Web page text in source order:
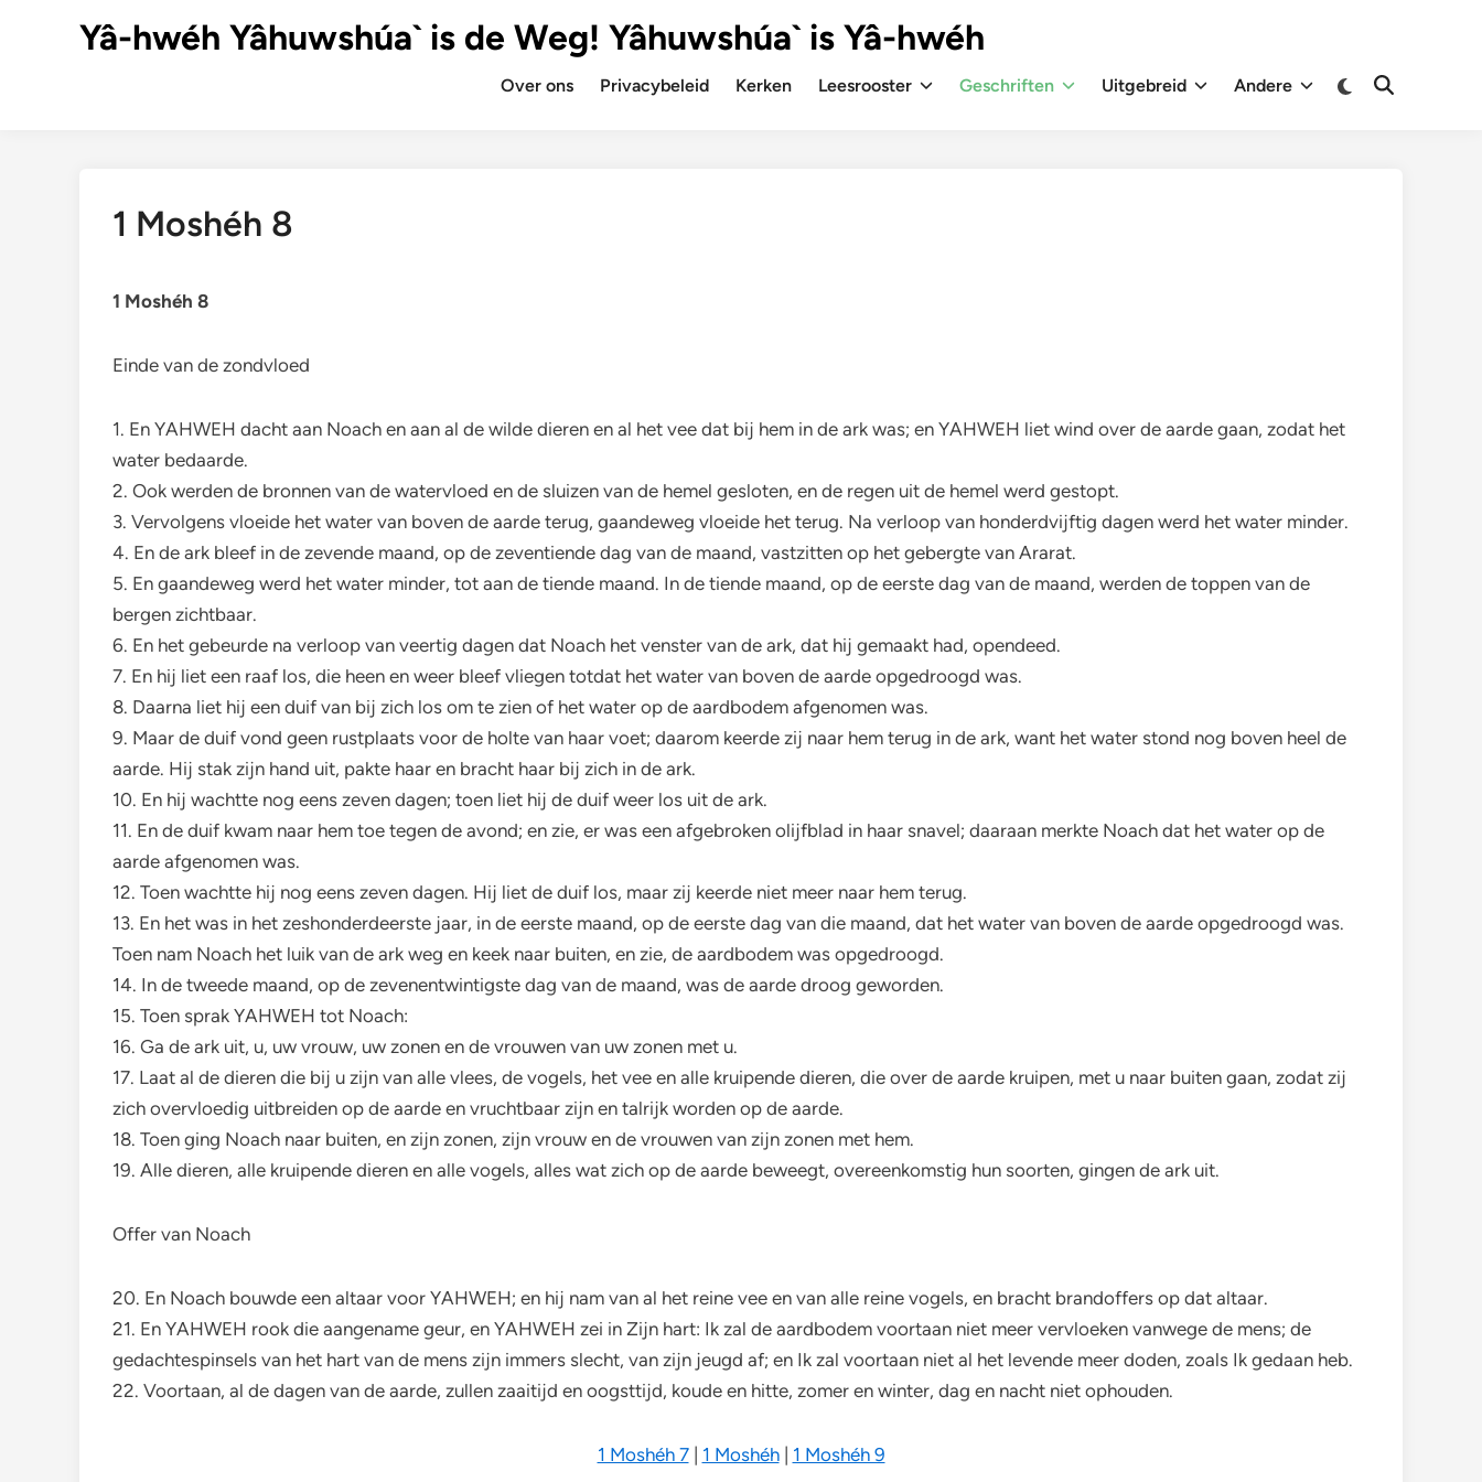
Yâ-hwéh Yâhuwshúa` is de Weg! Yâhuwshúa` is Yâ-hwéh
Over ons Privacybeleid Kerken Leesrooster Geschriften Uitgebreid Andere
Overschakelen
Zoeken
1 Moshéh 8
1 Moshéh 8
Einde van de zondvloed
1. En YAHWEH dacht aan Noach en aan al de wilde dieren en al het vee dat bij hem in de ark was; en YAHWEH liet wind over de aarde gaan, zodat het
water bedaarde.
2. Ook werden de bronnen van de watervloed en de sluizen van de hemel gesloten, en de regen uit de hemel werd gestopt.
3. Vervolgens vloeide het water van boven de aarde terug, gaandeweg vloeide het terug. Na verloop van honderdvijftig dagen werd het water minder.
4. En de ark bleef in de zevende maand, op de zeventiende dag van de maand, vastzitten op het gebergte van Ararat.
5. En gaandeweg werd het water minder, tot aan de tiende maand. In de tiende maand, op de eerste dag van de maand, werden de toppen van de
bergen zichtbaar.
6. En het gebeurde na verloop van veertig dagen dat Noach het venster van de ark, dat hij gemaakt had, opendeed.
7. En hij liet een raaf los, die heen en weer bleef vliegen totdat het water van boven de aarde opgedroogd was.
8. Daarna liet hij een duif van bij zich los om te zien of het water op de aardbodem afgenomen was.
9. Maar de duif vond geen rustplaats voor de holte van haar voet; daarom keerde zij naar hem terug in de ark, want het water stond nog boven heel de
aarde. Hij stak zijn hand uit, pakte haar en bracht haar bij zich in de ark.
10. En hij wachtte nog eens zeven dagen; toen liet hij de duif weer los uit de ark.
11. En de duif kwam naar hem toe tegen de avond; en zie, er was een afgebroken olijfblad in haar snavel; daaraan merkte Noach dat het water op de
aarde afgenomen was.
12. Toen wachtte hij nog eens zeven dagen. Hij liet de duif los, maar zij keerde niet meer naar hem terug.
13. En het was in het zeshonderdeerste jaar, in de eerste maand, op de eerste dag van die maand, dat het water van boven de aarde opgedroogd was.
Toen nam Noach het luik van de ark weg en keek naar buiten, en zie, de aardbodem was opgedroogd.
14. In de tweede maand, op de zevenentwintigste dag van de maand, was de aarde droog geworden.
15. Toen sprak YAHWEH tot Noach:
16. Ga de ark uit, u, uw vrouw, uw zonen en de vrouwen van uw zonen met u.
17. Laat al de dieren die bij u zijn van alle vlees, de vogels, het vee en alle kruipende dieren, die over de aarde kruipen, met u naar buiten gaan, zodat zij
zich overvloedig uitbreiden op de aarde en vruchtbaar zijn en talrijk worden op de aarde.
18. Toen ging Noach naar buiten, en zijn zonen, zijn vrouw en de vrouwen van zijn zonen met hem.
19. Alle dieren, alle kruipende dieren en alle vogels, alles wat zich op de aarde beweegt, overeenkomstig hun soorten, gingen de ark uit.
Offer van Noach
20. En Noach bouwde een altaar voor YAHWEH; en hij nam van al het reine vee en van alle reine vogels, en bracht brandoffers op dat altaar.
21. En YAHWEH rook die aangename geur, en YAHWEH zei in Zijn hart: Ik zal de aardbodem voortaan niet meer vervloeken vanwege de mens; de
gedachtespinsels van het hart van de mens zijn immers slecht, van zijn jeugd af; en Ik zal voortaan niet al het levende meer doden, zoals Ik gedaan heb.
22. Voortaan, al de dagen van de aarde, zullen zaaitijd en oogsttijd, koude en hitte, zomer en winter, dag en nacht niet ophouden.
1 Moshéh 7| 1 Moshéh| 1 Moshéh 9